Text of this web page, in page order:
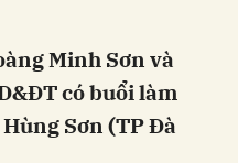
Minh Sơn và
có buổi làm
Sơn (TP Đà
Gửi